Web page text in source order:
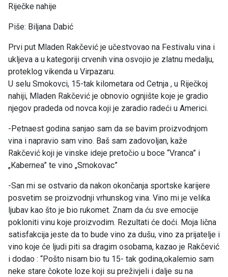
Riječke nahije
Piše: Biljana Dabić
Prvi put Mladen Rakčević je učestvovao na Festivalu vina i
ukljeva a u kategoriji crvenih vina osvojio je zlatnu medalju,
proteklog vikenda u Virpazaru.
U selu Smokovci, 15-tak kilometara od Cetnja , u Riječkoj
nahiji, Mladen Rakčević je obnovio ognjište koje je gradio
njegov pradeda od novca koji je zaradio radeći u Americi.
-Petnaest godina sanjao sam da se bavim proizvodnjom
vina i napravio sam vino. Baš sam zadovoljan, kaže
Rakčević koji je vinske ideje pretočio u boce “Vranca” i
„Kabernea” te vino „Smokovac”
-San mi se ostvario da nakon okončanja sportske karijere
posvetim se proizvodnji vrhunskog vina. Vino mi je velika
ljubav kao što je bio rukomet. Znam da ću sve emocije
pokloniti vinu koje proizvodim. Rezultati će doći. Moja lična
satisfakcija jeste da to bude vino za dušu, vino za prijatelje i
vino koje će ljudi piti sa dragim osobama, kazao je Rakčević
i dodao : “Pošto nisam bio tu 15- tak godina,okalemio sam
neke stare čokote loze koji su preživjeli i dalje su na